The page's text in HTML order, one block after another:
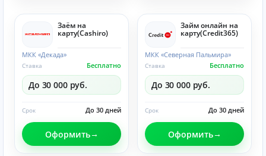
Заём на
карту(Cashiro)
МКК «Декада»
Бесплатно
Ставка
До 30 000 руб.
До 30 дней
Срок
Оформить
Займ онлайн на
карту(Credit365)
МКК «Северная Пальмира»
Бесплатно
Ставка
До 30 000 руб.
До 30 дней
Срок
Оформить